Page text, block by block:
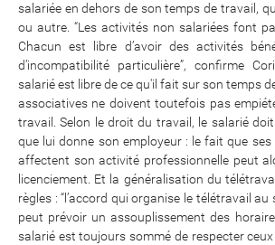
salariée en dehors de son temps de travail,
ou autre. “Les activités non salariées font
Chacun est libre d’avoir des activités
d’incompatibilité particulière”, confirme
salarié est libre de ce qu'il fait sur son temps
associatives ne doivent toutefois pas
travail. Selon le droit du travail, le salarié
que lui donne son employeur : le fait que
affectent son activité professionnelle peut
licenciement. Et la généralisation du
règles : “l’accord qui organise le télétravail au
peut prévoir un assouplissement des
salarié est toujours sommé de respecter